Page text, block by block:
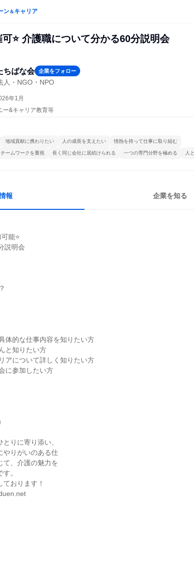
ン＆キャリア
可⭐ 介護職について分かる60分説明会
ちばな会 企業をフォロー
人・NGO・NPO
年1月
ー&キャリア教育等
地域貢献に携わりたい 人の成長を支えたい 情熱を持って仕事に取り組む
チームワークを重視 長く同じ会社に居続けられる 一つの専門分野を極める 人
報 企業を知る
能⭐
説明会
体的な仕事内容を知りたい方
と知りたい方
アについて詳しく知りたい方
に参加したい方
りに寄り添い、
やりがいのある仕
て、介護の魅力を
。
おります！